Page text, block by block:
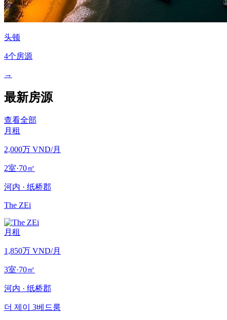
头顿
4个房源
→
最新房源
查看全部
月租
2,000万 VND/月
2室·70㎡
河内 · 纸桥郡
The ZEi
月租
1,850万 VND/月
3室·70㎡
河内 · 纸桥郡
더 제이 3베드룸